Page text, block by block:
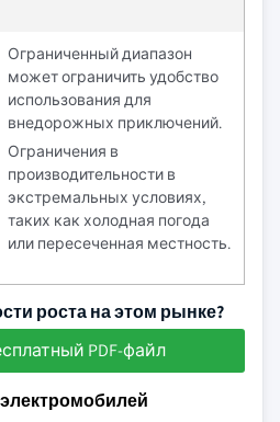
Ограниченный диапазон
может ограничить удобство
использования для
внедорожных приключений.
Ограничения в
производительности в
экстремальных условиях,
таких как холодная погода
или пересеченная местность.
роста на этом рынке?
PDF-файл